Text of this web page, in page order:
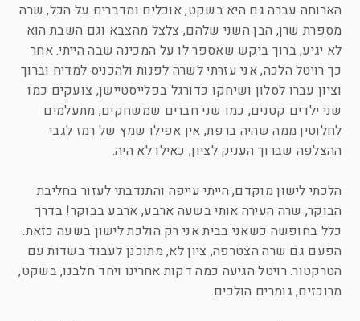
הארוחה עברה גם היא בשקט, אוכלים ומדברים על הכל, שרה
מספרת שרן, הבן השני שלהם, צלצל מהצבא וגם השבת הוא
לא יגיע, ברוך ביקש שאספר לו על המכינה שבה הייתי. אחר
כך רויטל הלכה, אני עזרתי לשרה לפנות ולהכניס למדיח וברוך
וציון עברו לסלון ושיחקו כדורגל בפלייסטיישן, צועקים כמו
שני ילדים קטנים, כמו שני חברים שמשחקים, מתעלמים
לחלוטין ממה שהיה ברפת, אין אפילו שמץ של רמז לגבי
ההצלפה שברוך העניק לציון, כאילו לא היה.
הלכתי לישון מוקדם, הייתי עייפה והתנדבתי לעזור בחליבת
הבוקר, שרה העירה אותי בשעה ארבע, ארבע בבוקר! בדרך
כלל בחופשה כשאני בבית אני רק הולכת לישון בשעה כזאת.
הפעם גם שרה הצטרפה, ציון לא, מתוכנן לעבוד בשדות עם
הטרקטור. רויטל הגיעה כמה דקות אחרינו ויחד חלבנו, בשקט,
מרוכזים, גומרים הולכים.